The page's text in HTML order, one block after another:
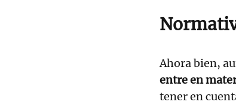
Ahora bien,
entre en
tener en